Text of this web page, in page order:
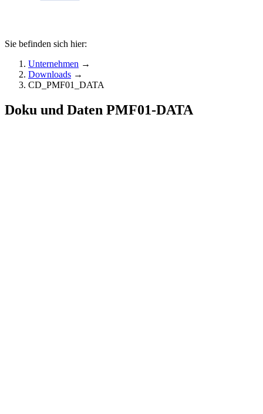
Sie befinden sich hier:
Unternehmen →
Downloads →
CD_PMF01_DATA
Doku und Daten PMF01-DATA